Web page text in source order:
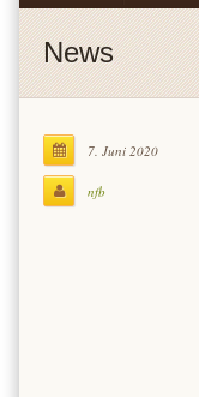
News
7. Juni 2020
nfb